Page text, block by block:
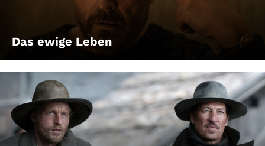
Das ewige Leben